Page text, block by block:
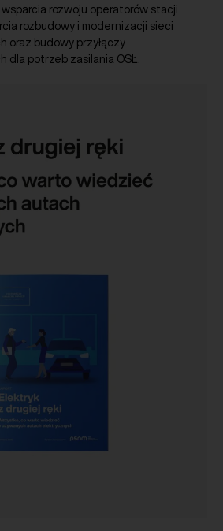
rozwoju operatorów stacji
rozbudowy i modernizacji sieci
oraz budowy przyłączy
potrzeb zasilania OSŁ.